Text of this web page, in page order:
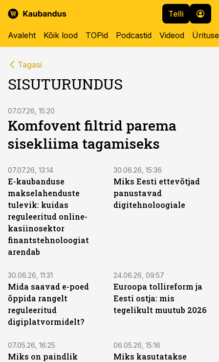
Telli
Avaleht Kõik lood TOPid Podcastid Videod
Tagasi
SISUTURUNDUS
07.07.26, 15:20
Komfovent filtrid parema
sisekliima tagamiseks
07.07.26, 13:14
E-kaubanduse
makselahenduste
tulevik: kuidas
reguleeritud online-
kasiinosektor
finantstehnoloogiat
arendab
30.06.26, 15:36
Miks Eesti ettevõtjad
panustavad
digitehnoloogiale
30.06.26, 11:31
Mida saavad e-poed
õppida rangelt
reguleeritud
digiplatvormidelt?
24.06.26, 09:57
Euroopa tollireform ja
Eesti ostja: mis
tegelikult muutub 2026
07.05.26, 16:25
Miks on paindlik
06.05.26, 15:16
Miks kasutatakse